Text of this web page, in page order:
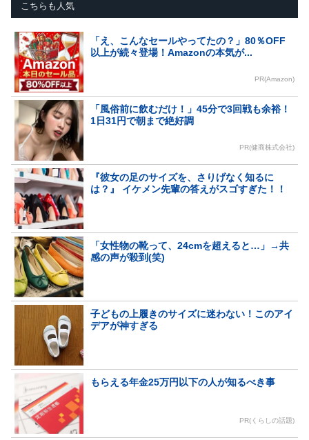
こちらも人気
「え、こんなセールやってたの？」80％OFF
以上が続々登場！Amazonの本気が...
PR(Amazon)
「風俗前に飲むだけ！」45分で3回戦も余裕！
1日31円で朝まで絶好調
PR(健商株式会社)
『彼女の足のサイズを、さりげなく知るに
は？』 イケメン先輩の答えがスゴすぎた！！
「女性物の靴って、24cmを超えると…」→共
感の声が殺到(笑)
子どもの上履きのサイズに迷わない！このアイ
デアが神すぎる
もらえる年金25万円以下の人が知るべき事
PR(くらしの話題)